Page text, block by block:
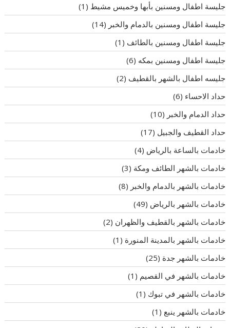
جليسة اطفال ومسنين بأبها وخميس مشيط (1)
جليسة اطفال ومسنين بالدمام والخبر (14)
جليسة اطفال ومسنين بالطائف (1)
جليسة اطفال ومسنين بمكه (6)
جليسه اطفال بالشهر بالقطيف (2)
حداد الاحساء (6)
حداد الدمام والخبر (10)
حداد القطيف والجبيل (17)
خادمات بالساعة بالرياض (4)
خادمات بالشهر الطائف ومكة (3)
خادمات بالشهر بالدمام والخبر (8)
خادمات بالشهر بالرياض (49)
خادمات بالشهر بالقطيف والظهران (2)
خادمات بالشهر بالمدينة المنورة (1)
خادمات بالشهر جدة (25)
خادمات بالشهر في القصيم (1)
خادمات بالشهر في تبوك (1)
خادمات بالشهر ينبع (1)